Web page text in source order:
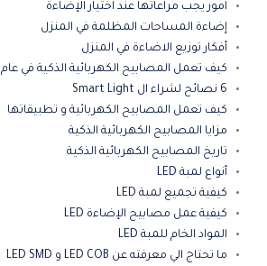
امور يجب مراعاتها عند اختيار الإضاءة
إضاءة المساحات المظلمة في المنزل
أفكار توزيع الاضاءة في المنزل
كيف تعمل المصابيح الكهربائية الذكية في عام 2026
6 نصائح لشراء ال Smart Light
كيف تعمل المصابيح الكهربائية و تطبيقاتها
مزايا المصابيح الكهربائية الذكية
تاريخ المصابيح الكهربائية الذكية
أنواع لمبة LED
كيفية تجميع لمبة LED
كيفية عمل مصابيح الإضاءة LED
المواد الخام للمبة LED
ما تحتاج الي معرفته عن LED COB و LED SMD